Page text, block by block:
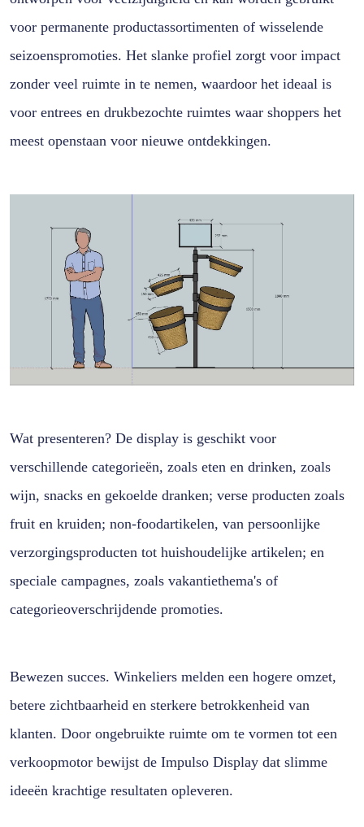
voor permanente productassortimenten of wisselende
seizoenspromoties. Het slanke profiel zorgt voor impact
zonder veel ruimte in te nemen, waardoor het ideaal is
voor entrees en drukbezochte ruimtes waar shoppers het
meest openstaan voor nieuwe ontdekkingen.
Wat presenteren? De display is geschikt voor
verschillende categorieën, zoals eten en drinken, zoals
wijn, snacks en gekoelde dranken; verse producten zoals
fruit en kruiden; non-foodartikelen, van persoonlijke
verzorgingsproducten tot huishoudelijke artikelen; en
speciale campagnes, zoals vakantiethema's of
categorieoverschrijdende promoties.
Bewezen succes. Winkeliers melden een hogere omzet,
betere zichtbaarheid en sterkere betrokkenheid van
klanten. Door ongebruikte ruimte om te vormen tot een
verkoopmotor bewijst de Impulso Display dat slimme
ideeën krachtige resultaten opleveren.